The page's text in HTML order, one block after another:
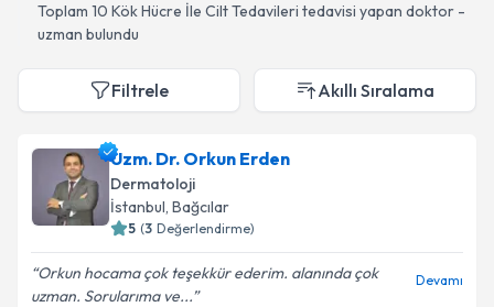
Toplam 10 Kök Hücre İle Cilt Tedavileri tedavisi yapan doktor -
uzman bulundu
Filtrele Akıllı Sıralama
Uzm. Dr. Orkun Erden
Dermatoloji
İstanbul, Bağcılar
5 (3 Değerlendirme)
Orkun hocama çok teşekkür ederim. alanında çok
uzman. Sorularıma ve...
Devamı